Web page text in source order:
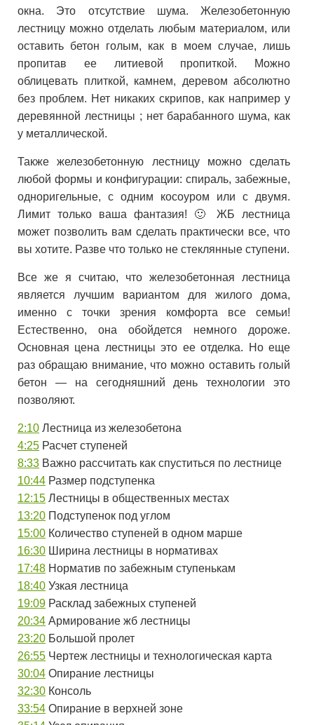
окна. Это отсутствие шума. Железобетонную
лестницу можно отделать любым материалом, или
оставить бетон голым, как в моем случае, лишь
пропитав ее литиевой пропиткой. Можно
облицевать плиткой, камнем, деревом абсолютно
без проблем. Нет никаких скрипов, как например у
деревянной лестницы ; нет барабанного шума, как
у металлической.
Также железобетонную лестницу можно сделать
любой формы и конфигурации: спираль, забежные,
одноригельные, с одним косоуром или с двумя.
Лимит только ваша фантазия! 🙂 ЖБ лестница
может позволить вам сделать практически все, что
вы хотите. Разве что только не стеклянные ступени.
Все же я считаю, что железобетонная лестница
является лучшим вариантом для жилого дома,
именно с точки зрения комфорта все семьи!
Естественно, она обойдется немного дороже.
Основная цена лестницы это ее отделка. Но еще
раз обращаю внимание, что можно оставить голый
бетон — на сегодняшний день технологии это
позволяют.
2:10 Лестница из железобетона
4:25 Расчет ступеней
8:33 Важно рассчитать как спуститься по лестнице
10:44 Размер подступенка
12:15 Лестницы в общественных местах
13:20 Подступенок под углом
15:00 Количество ступеней в одном марше
16:30 Ширина лестницы в нормативах
17:48 Норматив по забежным ступенькам
18:40 Узкая лестница
19:09 Расклад забежных ступеней
20:34 Армирование жб лестницы
23:20 Большой пролет
26:55 Чертеж лестницы и технологическая карта
30:04 Опирание лестницы
32:30 Консоль
33:54 Опирание в верхней зоне